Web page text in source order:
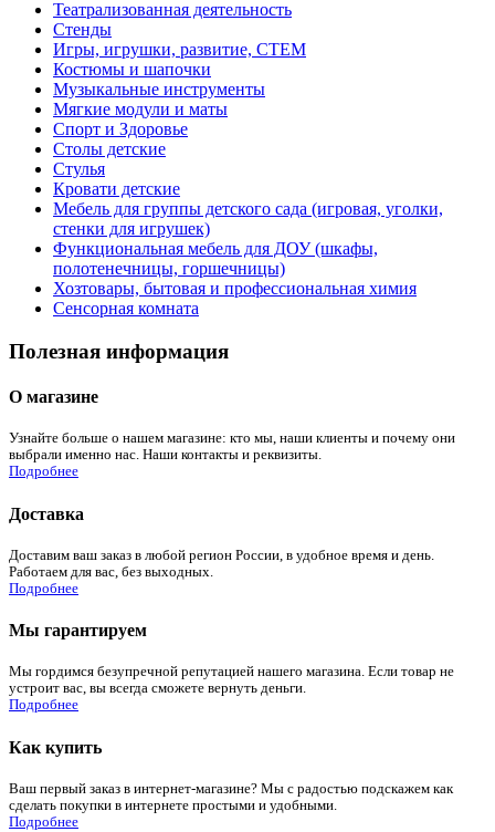
Театрализованная деятельность
Стенды
Игры, игрушки, развитие, СТЕМ
Костюмы и шапочки
Музыкальные инструменты
Мягкие модули и маты
Спорт и Здоровье
Столы детские
Стулья
Кровати детские
Мебель для группы детского сада (игровая, уголки,
стенки для игрушек)
Функциональная мебель для ДОУ (шкафы,
полотенечницы, горшечницы)
Хозтовары, бытовая и профессиональная химия
Сенсорная комната
Полезная информация
О магазине
Узнайте больше о нашем магазине: кто мы, наши клиенты и почему они
выбрали именно нас. Наши контакты и реквизиты.
Подробнее
Доставка
Доставим ваш заказ в любой регион России, в удобное время и день.
Работаем для вас, без выходных.
Подробнее
Мы гарантируем
Мы гордимся безупречной репутацией нашего магазина. Если товар не
устроит вас, вы всегда сможете вернуть деньги.
Подробнее
Как купить
Ваш первый заказ в интернет-магазине? Мы с радостью подскажем как
сделать покупки в интернете простыми и удобными.
Подробнее